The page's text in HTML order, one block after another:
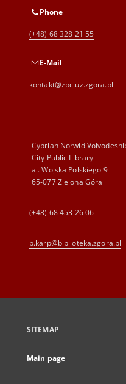
Phone
(+48) 68 328 21 55
E-Mail
kontakt@zbc.uz.zgora.pl
Cyprian Norwid
City Public Library
al. Wojska Polskiego 9
65-077 Zielona Góra
(+48) 68 453 26 06
p.karp@biblioteka.zgora.pl
SITEMAP
Main page